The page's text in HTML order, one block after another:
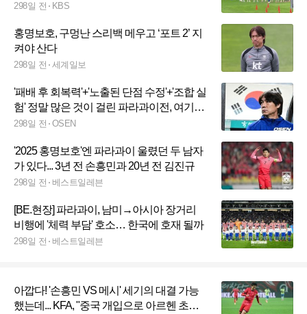
298일 전 KBS
홍명보호, 구멍난 스리백 메우고 ‘포트 2’ 지
켜야 산다
298일 전 세계일보
'패배 후 회복력'+'노출된 단점 수정'+'조합 실
험' 정말 많은 것이 걸린 파라과이전, 여기에
승리까지 잡을 수 있을까 [오!쎈 프리뷰]
298일 전 OSEN
'2025 홍명보호'엔 파라과이 울렸던 두 남자
가 있다... 3년 전 손흥민과 20년 전 김진규
298일 전 베스트일레븐
[BE.현장] 파라과이, 남미→아시아 장거리
비행에 '체력 부담' 호소… 한국에 호재 될까
298일 전 베스트일레븐
아깝다! '손흥민 VS 메시' 세기의 대결 가능
했는데... KFA, "중국 개입으로 아르헨 초청